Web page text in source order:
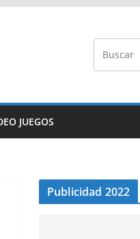
JUEGOS
Publicidad 2022